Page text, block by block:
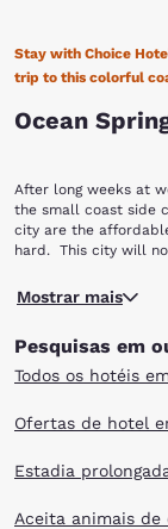
Stay with Choice
trip to this colorful
Ocean
After long weeks at
the small coast side
city are the
hard. This city will
featuring live music
The most popular
this city is the
honor master potter,
community. The
granite memorial is a
Walking Tour.
Of course, your trip
Mostrar mais
Pesquisas em
Todos os hotéis
Ofertas de hotel
Estadia
Aceita animais de